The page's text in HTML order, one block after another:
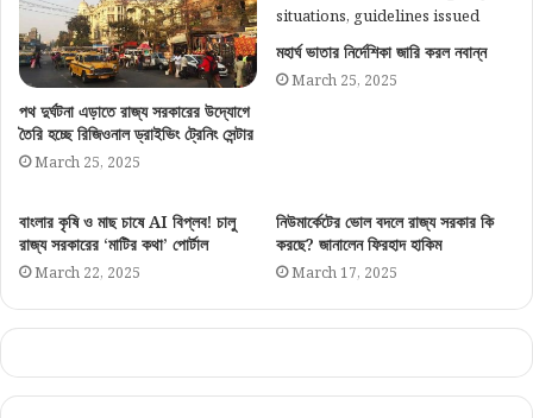
পথ দুর্ঘটনা এড়াতে রাজ্য সরকারের উদ্যোগে
তৈরি হচ্ছে রিজিওনাল ড্রাইভিং ট্রেনিং সেন্টার
March 25, 2025
মহার্ঘ ভাতার নির্দেশিকা জারি করল নবান্ন
March 25, 2025
বাংলার কৃষি ও মাছ চাষে AI বিপ্লব! চালু
রাজ্য সরকারের ‘মাটির কথা’ পোর্টাল
March 22, 2025
নিউমার্কেটের ভোল বদলে রাজ্য সরকার কি
করছে? জানালেন ফিরহাদ হাকিম
March 17, 2025